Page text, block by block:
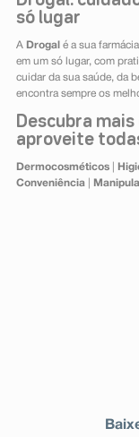
só lugar
A Drogal é a sua
em um só lugar, com
cuidar da sua saúde, da
encontra sempre os
Descubra
aproveite
Dermocosméticos|
Conveniência|